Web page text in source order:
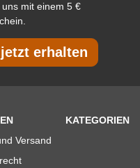
mit einem 5 €
erhalten
Versand
KATEGORIEN